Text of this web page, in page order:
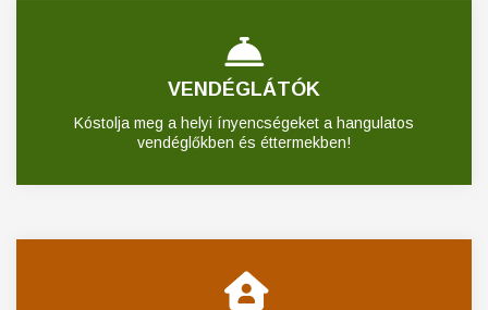
VENDÉGLÁTÓK
Kóstolja meg a helyi ínyencségeket a hangulatos
vendéglőkben és éttermekben!